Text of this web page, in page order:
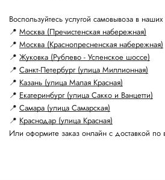
Воспользуйтесь услугой самовывоза в
📍 Москва (Пречистенская набережная)
📍 Москва (Краснопресненская набережная)
📍 Жуковка (Рублево - Успенское шоссе)
📍 Санкт-Петербург (улица Миллионная)
📍 Казань (улица Малая Красная)
📍 Екатеринбург (улица Сакко и Ванцетти)
📍 Самара (улица Самарская)
📍 Краснодар (улица Красная)
Или оформите заказ онлайн с доставкой по